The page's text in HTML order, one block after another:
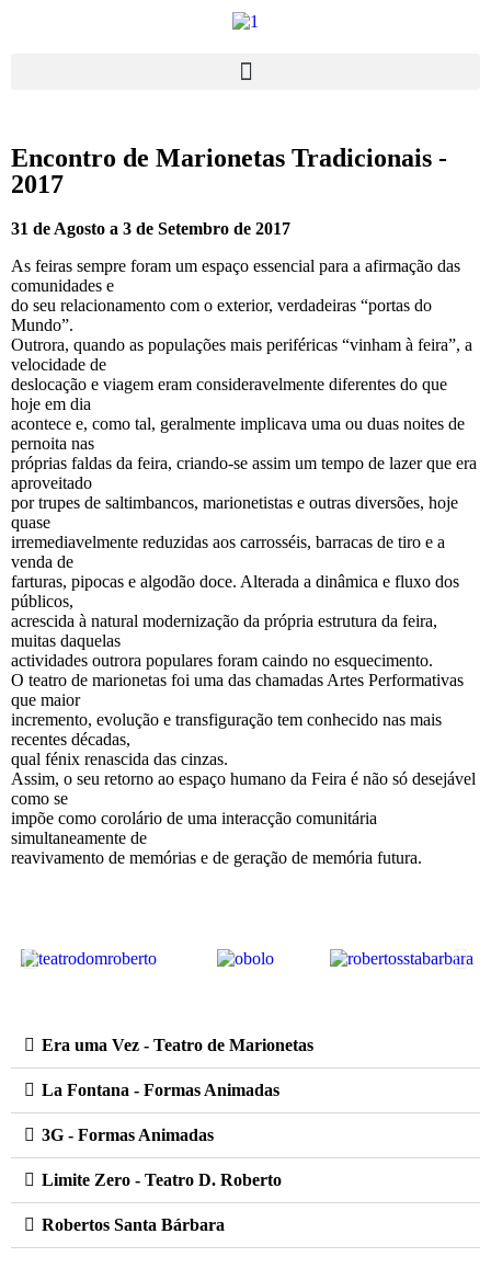
Encontro de Marionetas Tradicionais -
2017
31 de Agosto a 3 de Setembro de 2017
As feiras sempre foram um espaço essencial para a afirmação das
comunidades e
do seu relacionamento com o exterior, verdadeiras “portas do
Mundo”.
Outrora, quando as populações mais periféricas “vinham à feira”, a
velocidade de
deslocação e viagem eram consideravelmente diferentes do que
hoje em dia
acontece e, como tal, geralmente implicava uma ou duas noites de
pernoita nas
próprias faldas da feira, criando-se assim um tempo de lazer que era
aproveitado
por trupes de saltimbancos, marionetistas e outras diversões, hoje
quase
irremediavelmente reduzidas aos carrosséis, barracas de tiro e a
venda de
farturas, pipocas e algodão doce. Alterada a dinâmica e fluxo dos
públicos,
acrescida à natural modernização da própria estrutura da feira,
muitas daquelas
actividades outrora populares foram caindo no esquecimento.
O teatro de marionetas foi uma das chamadas Artes Performativas
que maior
incremento, evolução e transfiguração tem conhecido nas mais
recentes décadas,
qual fénix renascida das cinzas.
Assim, o seu retorno ao espaço humano da Feira é não só desejável
como se
impõe como corolário de uma interacção comunitária
simultaneamente de
reavivamento de memórias e de geração de memória futura.
Era uma Vez - Teatro de Marionetas
La Fontana - Formas Animadas
3G - Formas Animadas
Limite Zero - Teatro D. Roberto
Robertos Santa Bárbara